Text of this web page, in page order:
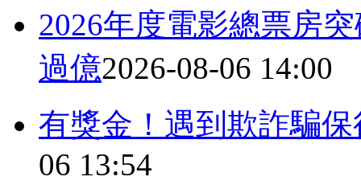
2026年度電影總票房
過億2026-08-06 14:00
有獎金！遇到欺詐騙
06 13:54